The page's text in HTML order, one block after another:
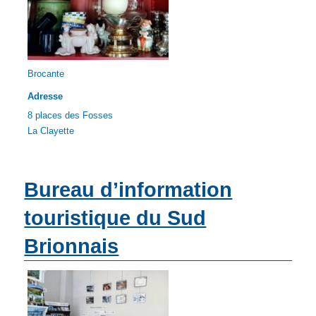
Brocante
Adresse
8 places des Fosses
La Clayette
Bureau d’information
touristique du Sud
Brionnais